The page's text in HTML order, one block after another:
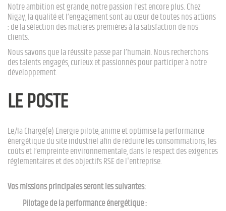
Notre ambition est grande, notre passion l’est encore plus. Chez
Nigay, la qualité et l’engagement sont au cœur de toutes nos actions
: de la sélection des matières premières à la satisfaction de nos
clients.
Nous savons que la réussite passe par l’humain. Nous recherchons
des talents engagés, curieux et passionnés pour participer à notre
développement.
LE POSTE
Le/la Chargé(e) Energie pilote, anime et optimise la performance
énergétique du site industriel afin de réduire les consommations, les
coûts et l’empreinte environnementale, dans le respect des exigences
réglementaires et des objectifs RSE de l'entreprise.
Vos missions principales seront les suivantes:
Pilotage de la performance énergétique :